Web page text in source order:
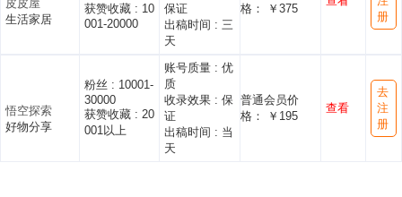
皮皮屋
生活家居
获赞收藏 : 10
001-20000
保证
出稿时间 : 三
天
格： ￥375
册
悟空探索
好物分享
粉丝 : 10001-
30000
获赞收藏 : 20
001以上
账号质量 : 优
质
收录效果 : 保
证
出稿时间 : 当
天
普通会员价
格： ￥195
查看
去
注
册